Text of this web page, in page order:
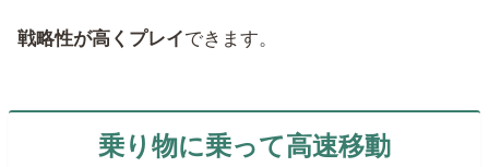
戦略性が高くプレイできます。
乗り物に乗って高速移動